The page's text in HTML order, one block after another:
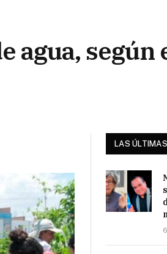
agua, según
LAS ÚLTIMAS